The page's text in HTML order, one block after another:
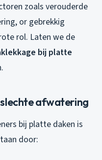
zoals verouderde
or gebrekkig
rol. Laten we de
bij platte
afwatering
bij platte daken is
door: